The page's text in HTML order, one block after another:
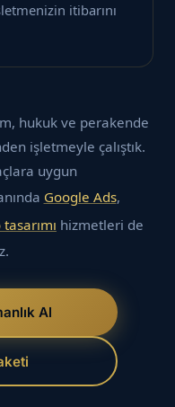
itibarını
hukuk ve perakende
işletmeyle çalıştık.
uygun
Google Ads,
hizmetleri de
Al